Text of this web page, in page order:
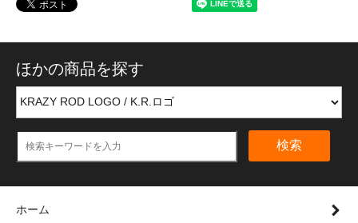
ほかの商品を探す
検索
ホーム